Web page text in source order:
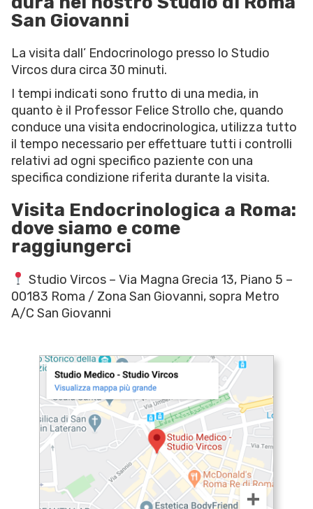
San Giovanni
La visita dall’ Endocrinologo presso lo Studio
Vircos dura circa 30 minuti.
I tempi indicati sono frutto di una media, in
quanto è il Professor Felice Strollo che, quando
conduce una visita endocrinologica, utilizza tutto
il tempo necessario per effettuare tutti i controlli
relativi ad ogni specifico paziente con una
specifica condizione riferita durante la visita.
Visita Endocrinologica a Roma:
dove siamo e come
raggiungerci
Studio Vircos – Via Magna Grecia 13, Piano 5 –
00183 Roma / Zona San Giovanni, sopra Metro
A/C San Giovanni